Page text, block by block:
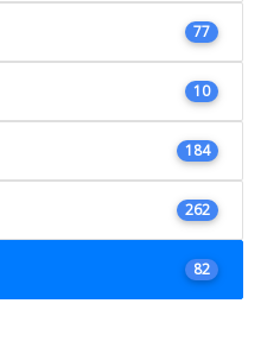
77
10
184
262
82